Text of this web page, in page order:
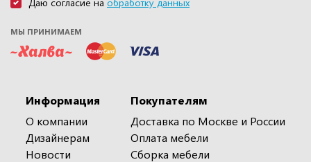
МЫ ПРИНИМАЕМ
Информация
О компании
Дизайнерам
Новости
Покупателям
Доставка по Москве и России
Оплата мебели
Сборка мебели